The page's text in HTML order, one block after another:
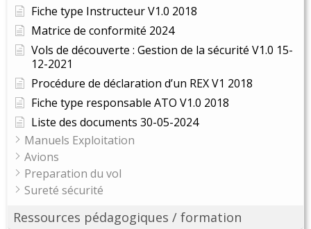
Fiche type Instructeur V1.0 2018
Matrice de conformité 2024
Vols de découverte : Gestion de la sécurité V1.0 15-
12-2021
Procédure de déclaration d’un REX V1 2018
Fiche type responsable ATO V1.0 2018
Liste des documents 30-05-2024
Manuels Exploitation
Avions
Preparation du vol
Sureté sécurité
Ressources pédagogiques / formation